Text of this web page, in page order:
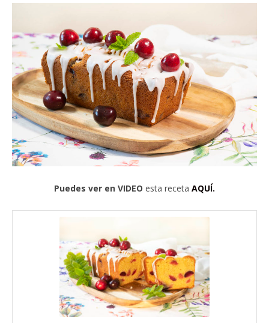
Puedes ver en VIDEO esta receta AQUÍ.